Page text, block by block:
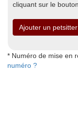
cliquant sur le
Ajouter un
* Numéro de mise en
numéro ?